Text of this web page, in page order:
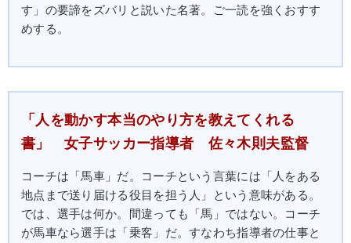
す」の要諦をズバリと説いた名著。ご一読を強くおすす
めする。
「人を動かす本当のやり方を教えてくれる
書」 女子サッカー指導者 佐々木則夫監督
コーチは「馬車」だ。コーチという言葉には「人をある
地点まで送り届ける役目を担う人」という意味がある。
では、選手は何か。間違っても「馬」ではない。コーチ
が馬車なら選手は「乗客」だ。すなわち指導者の仕事と